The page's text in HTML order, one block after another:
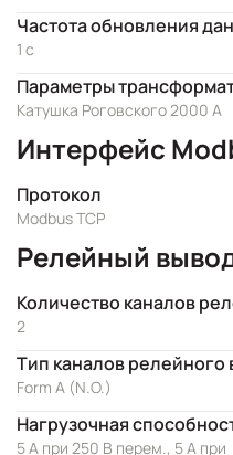
Частота обновления
1 с
Параметры
Катушка Роговского 2000 А
Интерфейс
Протокол
Modbus TCP
Релейный
Количество каналов
2
Тип каналов релейного
Form A (N.O.)
Нагрузочная
5 А при 250 В перем., 5 А при